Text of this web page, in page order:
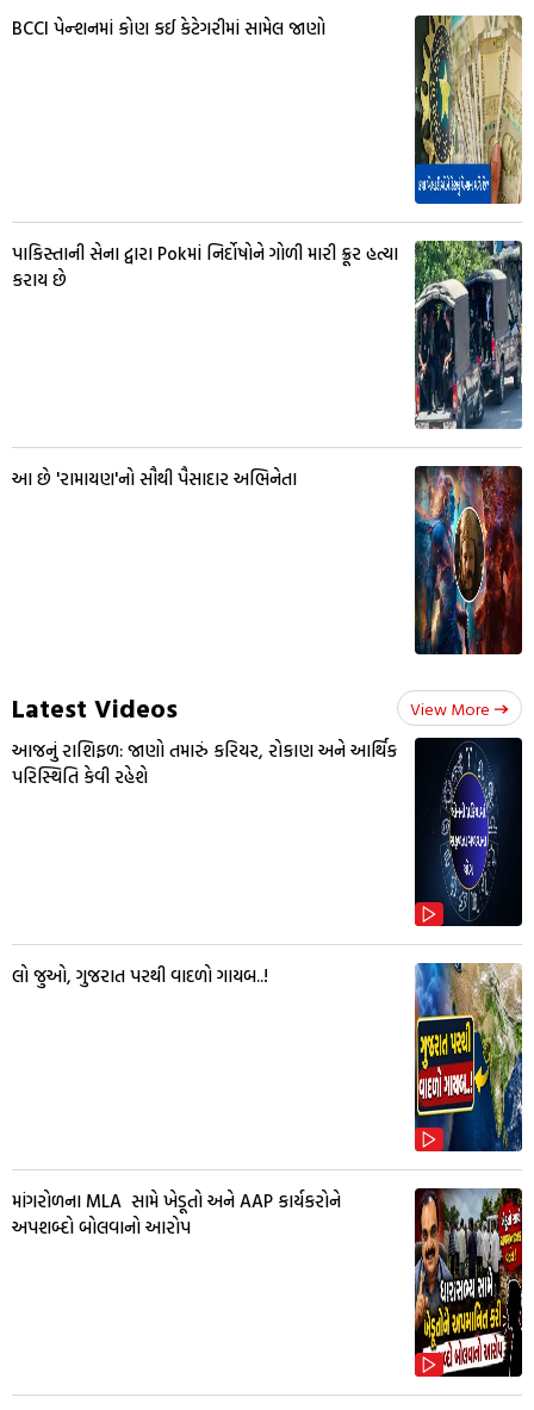
BCCI પેન્શનમાં કોણ કઈ કેટેગરીમાં સામેલ જાણો
પાકિસ્તાની સેના દ્વારા Pokમાં નિર્દોષોને ગોળી મારી ક્રૂર હત્યા
કરાય છે
આ છે 'રામાયણ'નો સૌથી પૈસાદાર અભિનેતા
Latest Videos View More
આજનું રાશિફળ: જાણો તમારું કરિયર, રોકાણ અને આર્થિક
પરિસ્થિતિ કેવી રહેશે
લો જુઓ, ગુજરાત પરથી વાદળો ગાયબ..!
માંગરોળના MLA સામે ખેડૂતો અને AAP કાર્યકરોને
અપશબ્દો બોલવાનો આરોપ